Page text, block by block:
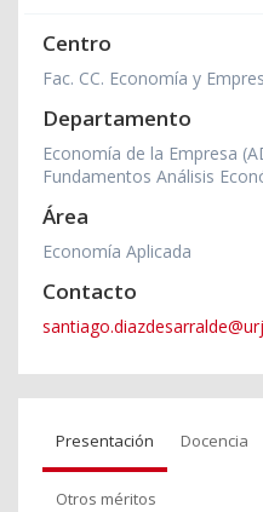
Centro
Fac. CC. Economía y
Departamento
Economía de la Empresa
Fundamentos Análisis
Área
Economía Aplicada
Contacto
Presentación Docencia
Otros méritos